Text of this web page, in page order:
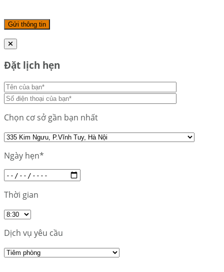
Đặt lịch hẹn
Chọn cơ sở gần bạn nhất
Ngày hẹn*
Thời gian
Dịch vụ yêu cầu